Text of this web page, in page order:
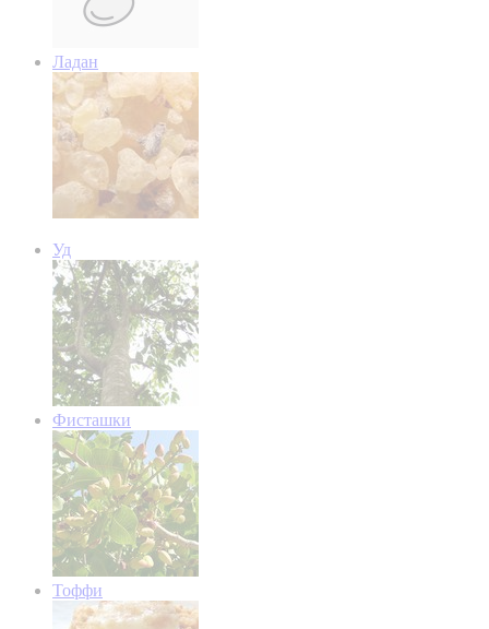
Ладан
Уд
Фисташки
Тоффи